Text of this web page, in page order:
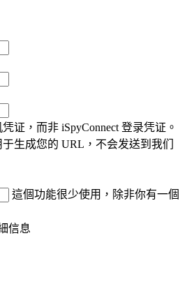
证，而非 iSpyConnect 登录凭证。
生成您的 URL，不会发送到我们
這個功能很少使用，除非你有一個
信息